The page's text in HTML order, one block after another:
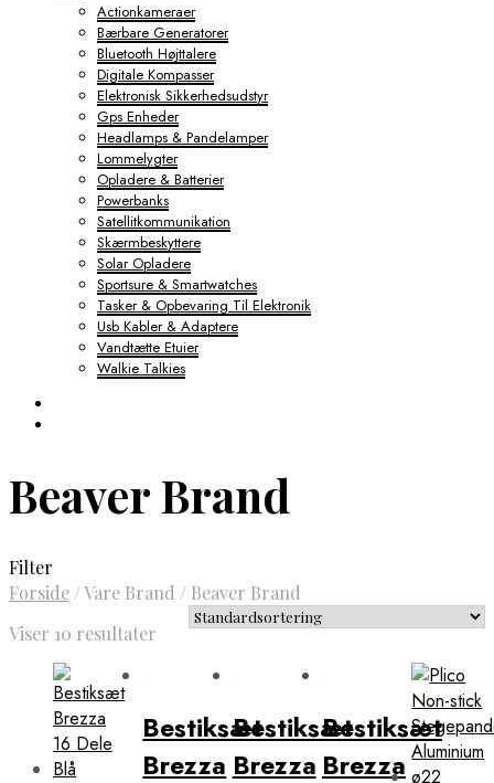
Actionkameraer
Bærbare Generatorer
Bluetooth Højttalere
Digitale Kompasser
Elektronisk Sikkerhedsudstyr
Gps Enheder
Headlamps & Pandelamper
Lommelygter
Opladere & Batterier
Powerbanks
Satellitkommunikation
Skærmbeskyttere
Solar Opladere
Sportsure & Smartwatches
Tasker & Opbevaring Til Elektronik
Usb Kabler & Adaptere
Vandtætte Etuier
Walkie Talkies
Beaver Brand
Filter
Forside /Vare Brand / Beaver Brand
Viser 10 resultater
Bestiksæt
Brezza
Bestiksæt
Brezza
Bestiksæt
Brezza